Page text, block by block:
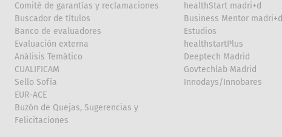
Comité de garantías y reclamaciones
Buscador de títulos
Banco de evaluadores
Evaluación externa
Análisis Temático
CUALIFICAM
Sello Sofía
EUR-ACE
Buzón de Quejas, Sugerencias y
Felicitaciones
healthStart madri+d
Business Mentor madri+d
Estudios
healthstartPlus
Deeptech Madrid
Govtechlab Madrid
Innodays/Innobares